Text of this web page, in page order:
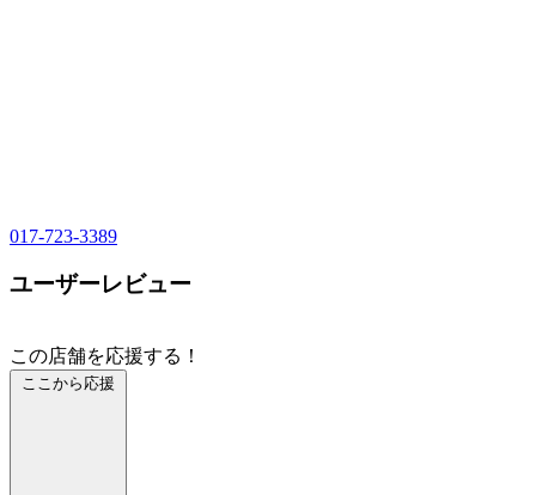
017-723-3389
ユーザーレビュー
この店舗を応援する！
ここから応援